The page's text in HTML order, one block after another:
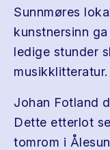
Sunnmøres
kunstnersinn
ledige stunder
musikklitteratur.
Johan Fotland
Dette etterlot
tomrom i